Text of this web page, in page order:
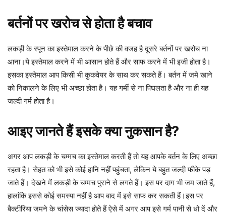
बर्तनों पर खरोच से होता है बचाव
लकड़ी के स्पून का इस्तेमाल करने के पीछे की वजह है दूसरे बर्तनों पर खरोच ना
आना।ये इस्तेमाल करने में भी आसान होते हैं और साफ करने में भी इजी होता है।
इसका इस्तेमाल आप किसी भी कुकवेयर के साथ कर सकते हैं। बर्तन में जमे खाने
को निकालने के लिए भी अच्छा होता है। यह गर्मी से ना पिघलता है और ना ही यह
जल्दी गर्म होता है।
आइए जानते हैं इसके क्या नुकसान है?
अगर आप लकड़ी के चम्मच का इस्तेमाल करती हैं तो यह आपके बर्तन के लिए अच्छा
रहता है। सेहत को भी इसे कोई हानि नहीं पहुंचता, लेकिन ये बहुत जल्दी फीके पड़
जाते हैं। देखने में लकड़ी के चम्मच पुराने से लगते हैं। इस पर दाग भी जम जाते हैं,
हालांकि इससे कोई समस्या नहीं है आप बाद में इसे साफ कर सकती हैं।इस पर
बैक्टीरिया जमने के चांसेस ज्यादा होते हैं ऐसे में अगर आप इसे गर्म पानी से धो दें और